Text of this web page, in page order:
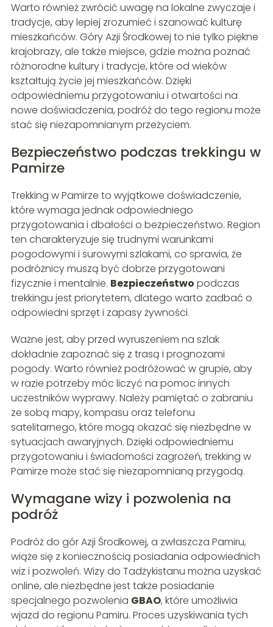
Warto również zwrócić uwagę na lokalne zwyczaje i
tradycje, aby lepiej zrozumieć i szanować kulturę
mieszkańców. Góry Azji Środkowej to nie tylko piękne
krajobrazy, ale także miejsce, gdzie można poznać
różnorodne kultury i tradycje, które od wieków
kształtują życie jej mieszkańców. Dzięki
odpowiedniemu przygotowaniu i otwartości na
nowe doświadczenia, podróż do tego regionu może
stać się niezapomnianym przeżyciem.
Bezpieczeństwo podczas trekkingu w
Pamirze
Trekking w Pamirze to wyjątkowe doświadczenie,
które wymaga jednak odpowiedniego
przygotowania i dbałości o bezpieczeństwo. Region
ten charakteryzuje się trudnymi warunkami
pogodowymi i surowymi szlakami, co sprawia, że
podróżnicy muszą być dobrze przygotowani
fizycznie i mentalnie. Bezpieczeństwo podczas
trekkingu jest priorytetem, dlatego warto zadbać o
odpowiedni sprzęt i zapasy żywności.
Ważne jest, aby przed wyruszeniem na szlak
dokładnie zapoznać się z trasą i prognozami
pogody. Warto również podróżować w grupie, aby
w razie potrzeby móc liczyć na pomoc innych
uczestników wyprawy. Należy pamiętać o zabraniu
ze sobą mapy, kompasu oraz telefonu
satelitarnego, które mogą okazać się niezbędne w
sytuacjach awaryjnych. Dzięki odpowiedniemu
przygotowaniu i świadomości zagrożeń, trekking w
Pamirze może stać się niezapomnianą przygodą.
Wymagane wizy i pozwolenia na
podróż
Podróż do gór Azji Środkowej, a zwłaszcza Pamiru,
wiąże się z koniecznością posiadania odpowiednich
wiz i pozwoleń. Wizy do Tadżykistanu można uzyskać
online, ale niezbędne jest także posiadanie
specjalnego pozwolenia GBAO, które umożliwia
wjazd do regionu Pamiru. Proces uzyskiwania tych